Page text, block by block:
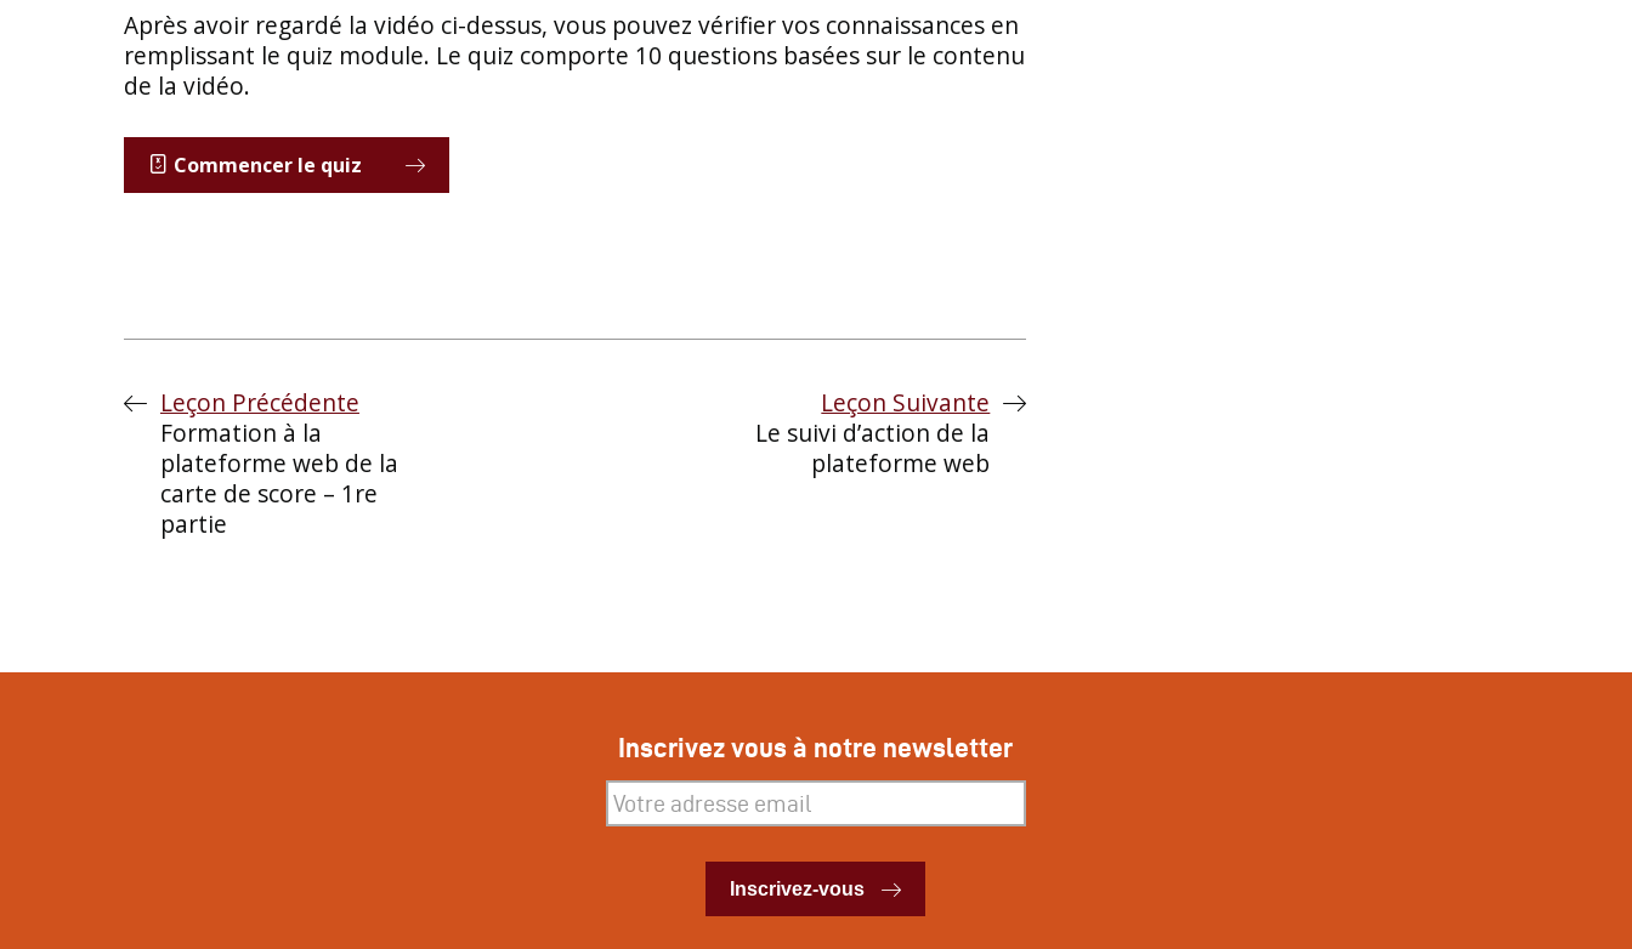
Après avoir regardé la vidéo ci-dessus, vous pouvez vérifier vos connaissances en
remplissant le quiz module. Le quiz comporte 10 questions basées sur le contenu
de la vidéo.
Commencer le quiz
Leçon Précédente
Formation à la
plateforme web de la
carte de score – 1re
partie
Leçon Suivante
Le suivi d’action de la
plateforme web
Inscrivez vous à notre newsletter
Inscrivez-vous